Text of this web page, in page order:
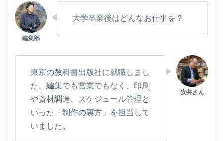
大学卒業後はどんなお仕事を？
東京の教科書出版社に就職しまし
た。編集でも営業でもなく、印刷
や資材調達、スケジュール管理と
いった「制作の裏方」を担当して
いました。